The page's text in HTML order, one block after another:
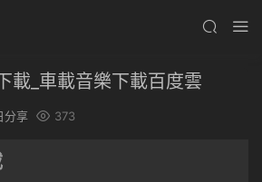
載_車載音樂下載百度雲
分享 373